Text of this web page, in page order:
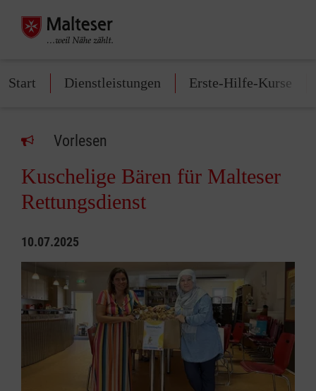
Start Dienstleistungen Erste-Hilfe-Kurse
Vorlesen
Kuschelige Bären für Malteser
Rettungsdienst
10.07.2025